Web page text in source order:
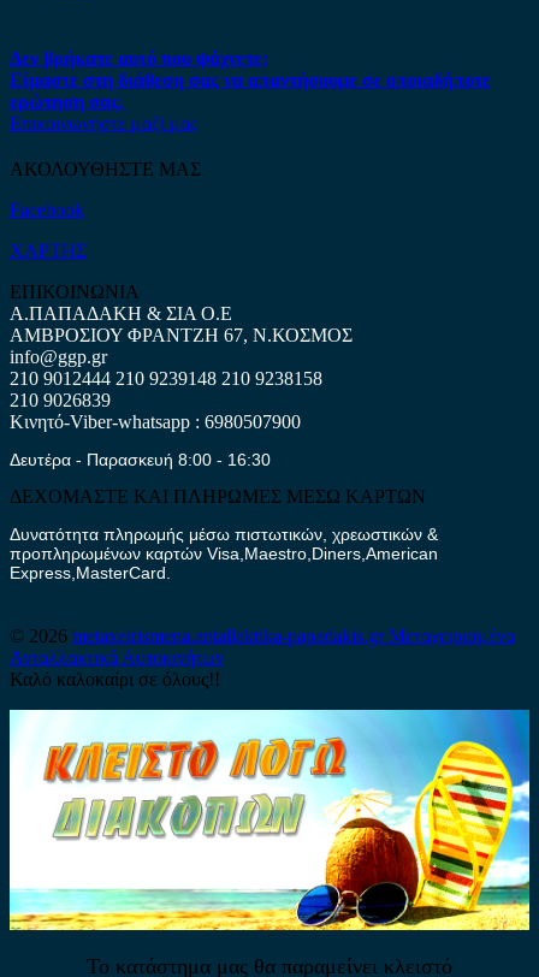
Δεν βρήκατε αυτό που ψάχνετε;
Είμαστε στη διάθεση σας να απαντήσουμε σε οποιαδήποτε
ερώτηση σας.
Επικοινωνήστε μαζί μας
ΑΚΟΛΟΥΘΗΣΤΕ ΜΑΣ
Facebook
ΧΑΡΤΗΣ
ΕΠΙΚΟΙΝΩΝΙΑ
Α.ΠΑΠΑΔΑΚΗ & ΣΙΑ Ο.Ε
ΑΜΒΡΟΣΙΟΥ ΦΡΑΝΤΖΗ 67, Ν.ΚΟΣΜΟΣ
info@ggp.gr
210 9012444 210 9239148 210 9238158
210 9026839
Κινητό-Viber-whatsapp : 6980507900
Δευτέρα - Παρασκευή 8:00 - 16:30
ΔΕΧΟΜΑΣΤΕ ΚΑΙ ΠΛΗΡΩΜΕΣ ΜΕΣΩ ΚΑΡΤΩΝ
Δυνατότητα πληρωμής μέσω πιστωτικών, χρεωστικών &
προπληρωμένων καρτών Visa,Maestro,Diners,American
Express,MasterCard.
© 2026 metaxeirismena.antallaktika-papadakis.grΜεταχειρισμένα
Ανταλλακτικά Αυτοκινήτων
Καλό καλοκαίρι σε όλους!!
Το κατάστημα μας θα παραμείνει κλειστό